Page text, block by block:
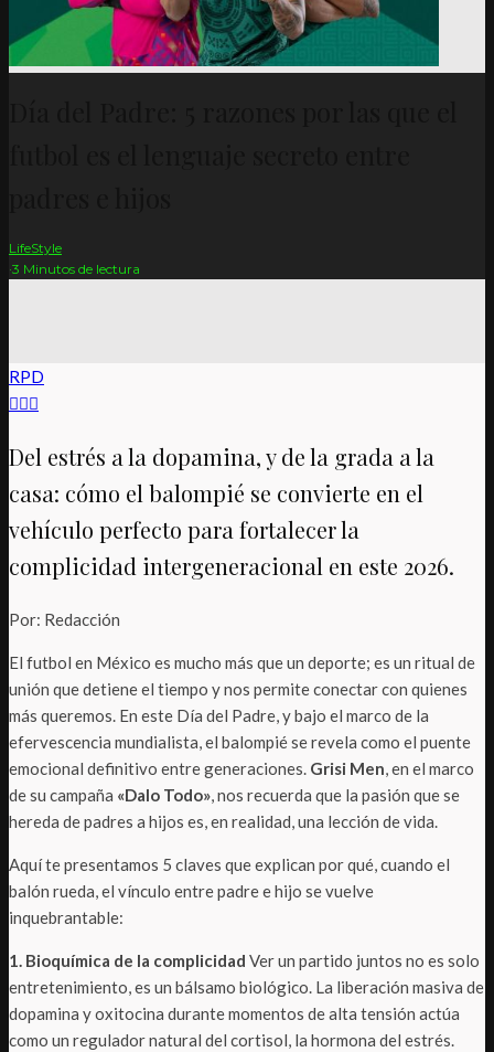
LifeStyle
·3 Minutos de lectura
RPD
Del estrés a la dopamina, y de la grada a la
casa: cómo el balompié se convierte en el
vehículo perfecto para fortalecer la
complicidad intergeneracional en este 2026.
Por: Redacción
El futbol en México es mucho más que un deporte; es un ritual de
unión que detiene el tiempo y nos permite conectar con quienes
más queremos. En este Día del Padre, y bajo el marco de la
efervescencia mundialista, el balompié se revela como el puente
emocional definitivo entre generaciones. Grisi Men, en el marco
de su campaña «Dalo Todo», nos recuerda que la pasión que se
hereda de padres a hijos es, en realidad, una lección de vida.
Aquí te presentamos 5 claves que explican por qué, cuando el
balón rueda, el vínculo entre padre e hijo se vuelve
inquebrantable:
1. Bioquímica de la complicidad Ver un partido juntos no es solo
entretenimiento, es un bálsamo biológico. La liberación masiva de
dopamina y oxitocina durante momentos de alta tensión actúa
como un regulador natural del cortisol, la hormona del estrés.